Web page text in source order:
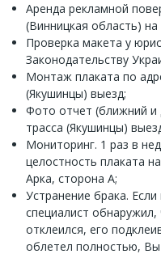
Аренда рекламной
(Винницкая область)
Проверка макета у
Законодательству
Монтаж плаката по
(Якушинцы) выезд;
Фото отчет (ближний и
трасса (Якушинцы)
Мониторинг. 1 раз в
целостность плаката
Арка, сторона А;
Устранение брака.
специалист
отклеился, его
облетел полностью, Вы